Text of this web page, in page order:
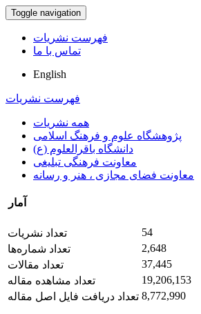
Toggle navigation
فهرست نشریات
تماس با ما
English
فهرست نشریات
همه نشریات
پژوهشگاه علوم و فرهنگ اسلامی
دانشگاه باقرالعلوم (ع)
معاونت فرهنگی تبلیغی
معاونت فضای مجازی ، هنر و رسانه
آمار
تعداد نشریات
54
تعداد شماره‌ها
2,648
تعداد مقالات
37,445
تعداد مشاهده مقاله
19,206,153
تعداد دریافت فایل اصل مقاله 8,772,990